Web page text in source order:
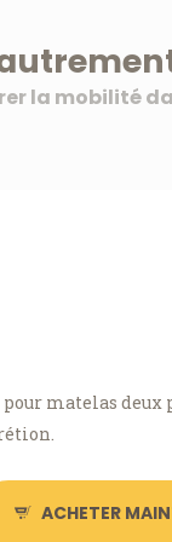
la mobilité
matelas
ACHETER